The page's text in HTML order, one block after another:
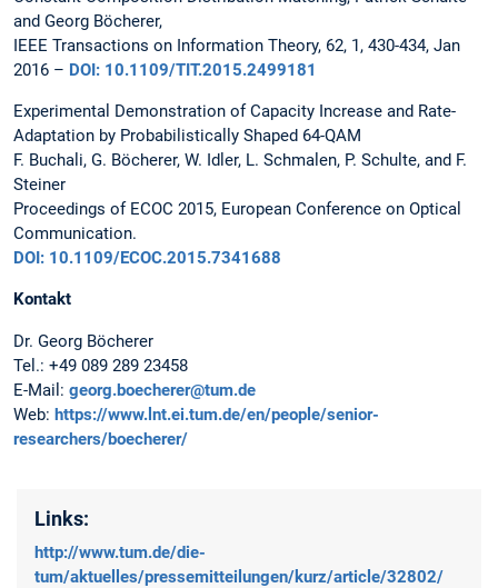
and Georg Böcherer,
IEEE Transactions on Information Theory, 62, 1, 430-434, Jan
2016 – DOI: 10.1109/TIT.2015.2499181
Experimental Demonstration of Capacity Increase and Rate-
Adaptation by Probabilistically Shaped 64-QAM
F. Buchali, G. Böcherer, W. Idler, L. Schmalen, P. Schulte, and F.
Steiner
Proceedings of ECOC 2015, European Conference on Optical
Communication.
DOI: 10.1109/ECOC.2015.7341688
Kontakt
Dr. Georg Böcherer
Tel.: +49 089 289 23458
E-Mail: georg.boecherer@tum.de
Web: https://www.lnt.ei.tum.de/en/people/senior-
researchers/boecherer/
Links:
http://www.tum.de/die-
tum/aktuelles/pressemitteilungen/kurz/article/32802/